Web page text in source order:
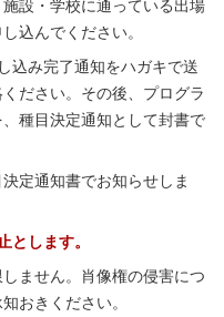
設・学校に通っている出場
込んでください。
込み完了通知をハガキで送
ださい。その後、プログラ
種目決定通知として封書で
定通知書でお知らせしま
とします。
ません。肖像権の侵害につ
おきください。